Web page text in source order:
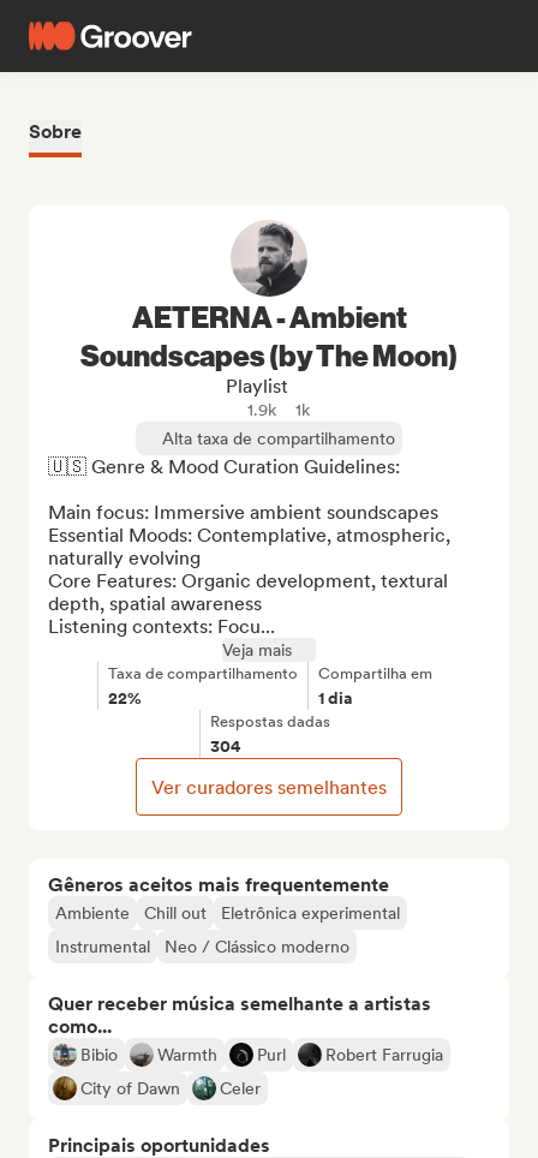
Sobre
Gêneros aceitos mais frequentemente
Ambiente Chill out
Eletrônica experimental
Instrumental
Neo / Clássico moderno
Quer receber música semelhante a artistas
como...
Bibio Warmth Purl
Robert Farrugia
City of Dawn
Celer
Principais oportunidades
AETERNA - Ambient
Soundscapes (by The Moon)
Playlist
1.9k
1k
Alta taxa de compartilhamento
🇺🇸 Genre & Mood Curation Guidelines:
Main focus: Immersive ambient soundscapes
Essential Moods: Contemplative, atmospheric,
naturally evolving
Core Features: Organic development, textural
depth, spatial awareness
Listening contexts: Focu...
Veja mais
Taxa de compartilhamento
22%
Compartilha em
1 dia
Respostas dadas
304
Ver curadores semelhantes